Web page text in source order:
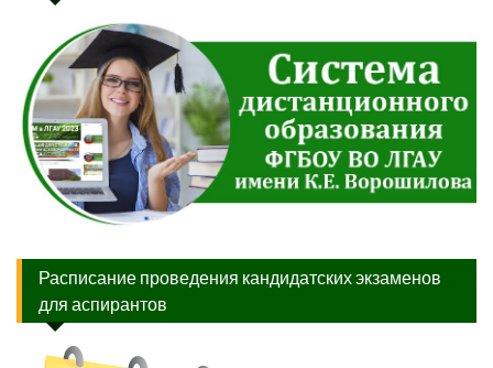
Расписание проведения кандидатских экзаменов
для аспирантов